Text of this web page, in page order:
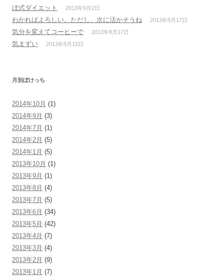
ぼ式ダイエット 2013年9月2日
わかればよろしい。ただし、次に活かそうね 2013年8月17日
気分を変えてコーヒーで 2013年8月17日
気まずい 2013年8月15日
月別ぼけっち
2014年10月 (1)
2014年9月 (3)
2014年7月 (1)
2014年2月 (5)
2014年1月 (5)
2013年10月 (1)
2013年9月 (1)
2013年8月 (4)
2013年7月 (5)
2013年6月 (34)
2013年5月 (42)
2013年4月 (7)
2013年3月 (4)
2013年2月 (9)
2013年1月 (7)